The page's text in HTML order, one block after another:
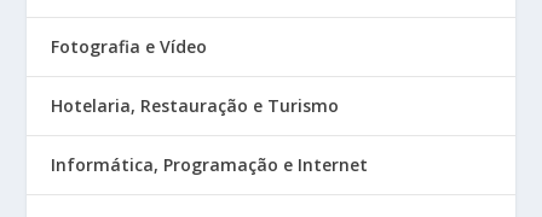
Fotografia e Vídeo
Hotelaria, Restauração e Turismo
Informática, Programação e Internet